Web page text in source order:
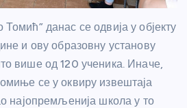
данас се одвија у објекту
и ову образовну установу
више од 120 ученика. Иначе,
се у оквиру извештаја
најопремљенија школа у то